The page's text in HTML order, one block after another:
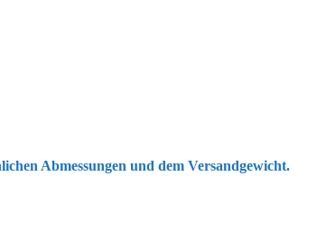
Abmessungen und dem Versandgewicht.